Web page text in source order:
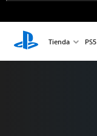
Tienda PS5